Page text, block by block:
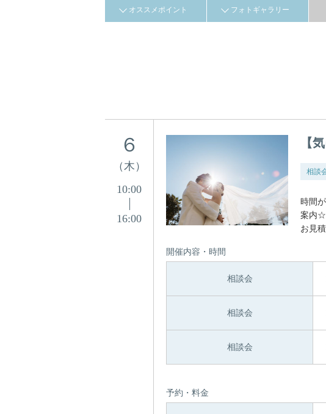
オススメポイント フォトギャラリー
６
（木）
10:00
16:00
【
相談
時間
案内☆
お見
開催内容・時間
相談会
相談会
相談会
予約・料金